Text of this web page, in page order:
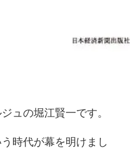
ュの堀江賢一です。
時代が幕を明けまし